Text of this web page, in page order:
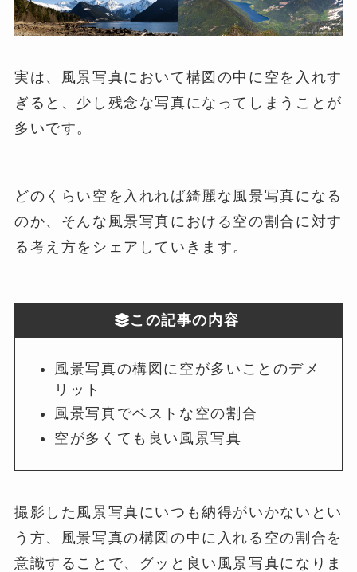
実は、風景写真において構図の中に空を入れす
ぎると、少し残念な写真になってしまうことが
多いです。
どのくらい空を入れれば綺麗な風景写真になる
のか、そんな風景写真における空の割合に対す
る考え方をシェアしていきます。
この記事の内容
風景写真の構図に空が多いことのデメ
リット
風景写真でベストな空の割合
空が多くても良い風景写真
撮影した風景写真にいつも納得がいかないとい
う方、風景写真の構図の中に入れる空の割合を
意識することで、グッと良い風景写真になりま